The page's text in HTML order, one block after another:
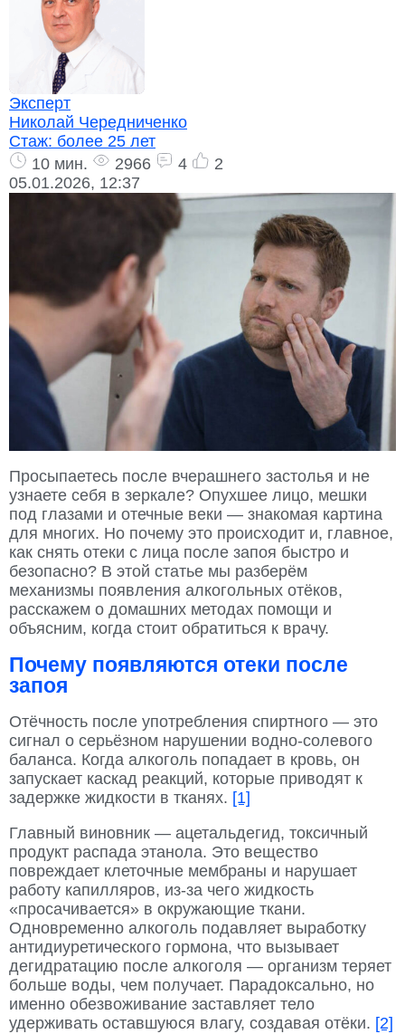
Эксперт
Николай Чередниченко
Стаж: более 25 лет
10 мин.
2966 4
2
05.01.2026, 12:37
Просыпаетесь после вчерашнего застолья и не
узнаете себя в зеркале? Опухшее лицо, мешки
под глазами и отечные веки — знакомая картина
для многих. Но почему это происходит и, главное,
как снять отеки с лица после запоя быстро и
безопасно? В этой статье мы разберём
механизмы появления алкогольных отёков,
расскажем о домашних методах помощи и
объясним, когда стоит обратиться к врачу.
Почему появляются отеки после
запоя
Отёчность после употребления спиртного — это
сигнал о серьёзном нарушении водно-солевого
баланса. Когда алкоголь попадает в кровь, он
запускает каскад реакций, которые приводят к
задержке жидкости в тканях. [1]
Главный виновник — ацетальдегид, токсичный
продукт распада этанола. Это вещество
повреждает клеточные мембраны и нарушает
работу капилляров, из-за чего жидкость
«просачивается» в окружающие ткани.
Одновременно алкоголь подавляет выработку
антидиуретического гормона, что вызывает
дегидратацию после алкоголя — организм теряет
больше воды, чем получает. Парадоксально, но
именно обезвоживание заставляет тело
удерживать оставшуюся влагу, создавая отёки. [2]